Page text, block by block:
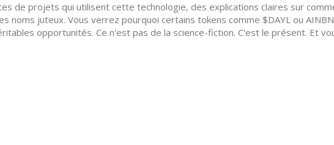
de projets qui utilisent cette technologie, des explications claires sur
noms juteux. Vous verrez pourquoi certains tokens comme $DAYL ou
opportunités. Ce n'est pas de la science-fiction. C'est le présent. Et